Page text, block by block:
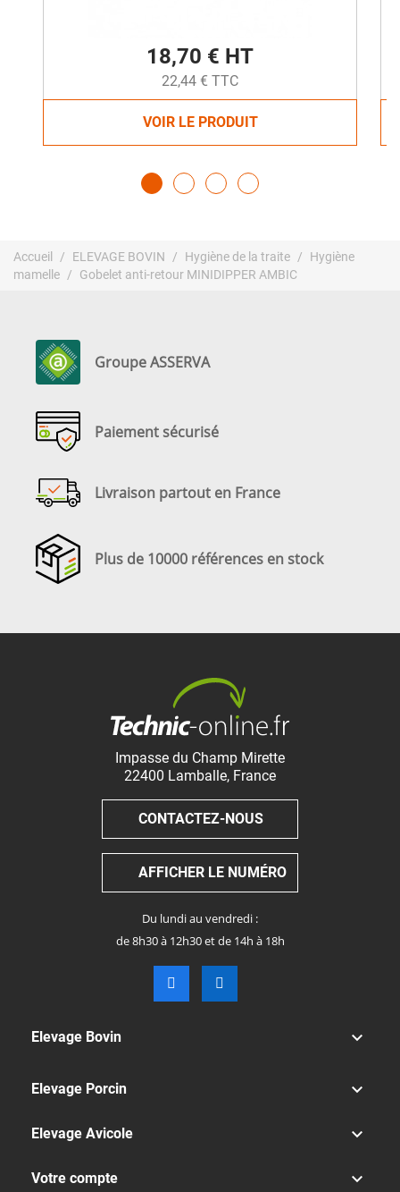
18,70 € HT
22,44 € TTC
VOIR LE PRODUIT
Accueil ELEVAGE BOVIN Hygiène de la traite
Hygiène
mamelle
Gobelet anti-retour MINIDIPPER AMBIC
Groupe ASSERVA
Paiement sécurisé
Livraison partout en France
Plus de 10000 références en stock
Impasse du Champ Mirette
22400 Lamballe, France
CONTACTEZ-NOUS
AFFICHER LE NUMÉRO
Du lundi au vendredi :
de 8h30 à 12h30 et de 14h à 18h
Elevage Bovin 
Elevage Porcin 
Elevage Avicole 
Votre compte 